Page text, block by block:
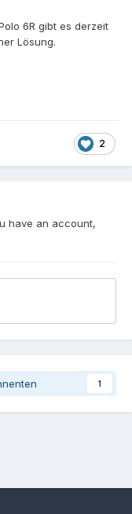
6R gibt es derzeit
Lösung.
2
have an account,
1